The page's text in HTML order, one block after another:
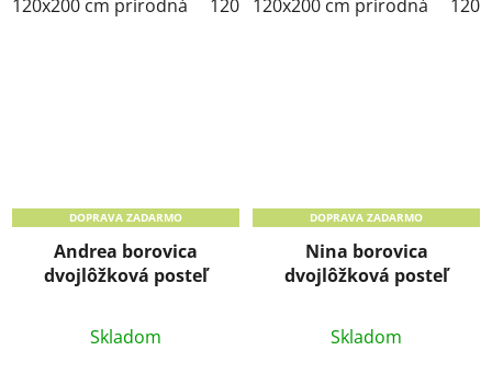
120x200 cm prírodná 120x200 cm morenie dub
120x200 cm prírodná
DOPRAVA ZADARMO
Andrea borovica
dvojlôžková posteľ
Skladom
DOPRAVA ZADARMO
Nina borovica
dvojlôžková posteľ
Skladom